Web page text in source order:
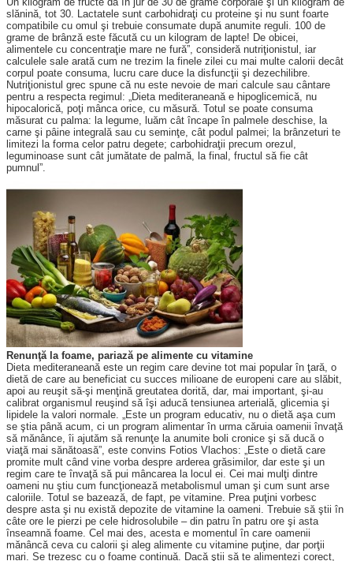
slănină, tot 30. Lactatele sunt carbohidraţi cu proteine şi nu sunt foarte
compatibile cu omul şi trebuie consumate după anumite reguli. 100 de
grame de brânză este făcută cu un kilogram de lapte! De obicei,
alimentele cu concentraţie mare ne fură”, consideră nutriţionistul, iar
calculele sale arată cum ne trezim la finele zilei cu mai multe calorii decât
corpul poate consuma, lucru care duce la disfuncţii şi dezechilibre.
Nutriţionistul grec spune că nu este nevoie de mari calcule sau cântare
pentru a respecta regimul: „Dieta mediteraneană e hipoglicemică, nu
hipocalorică, poţi mânca orice, cu măsură. Totul se poate consuma
măsurat cu palma: la legume, luăm cât încape în palmele deschise, la
carne şi pâine integrală sau cu seminţe, cât podul palmei; la brânzeturi te
limitezi la forma celor patru degete; carbohidraţii precum orezul,
leguminoase sunt cât jumătate de palmă, la final, fructul să fie cât
pumnul”.
Renunţă la foame, pariază pe alimente cu vitamine
Dieta mediteraneană este un regim care devine tot mai popular în ţară, o
dietă de care au beneficiat cu succes milioane de europeni care au slăbit,
apoi au reuşit să-şi menţină greutatea dorită, dar, mai important, şi-au
calibrat organismul reuşind să îşi aducă tensiunea arterială, glicemia şi
lipidele la valori normale. „Este un program educativ, nu o dietă aşa cum
se ştia până acum, ci un program alimentar în urma căruia oamenii învaţă
să mănânce, îi ajutăm să renunţe la anumite boli cronice şi să ducă o
viaţă mai sănătoasă”, este convins Fotios Vlachos: „Este o dietă care
promite mult când vine vorba despre arderea grăsimilor, dar este şi un
regim care te învaţă să pui mâncarea la locul ei. Cei mai mulţi dintre
oameni nu ştiu cum funcţionează metabolismul uman şi cum sunt arse
caloriile. Totul se bazează, de fapt, pe vitamine. Prea puţini vorbesc
despre asta şi nu există depozite de vitamine la oameni. Trebuie să ştii în
câte ore le pierzi pe cele hidrosolubile – din patru în patru ore şi asta
înseamnă foame. Cel mai des, acesta e momentul în care oamenii
mănâncă ceva cu calorii şi aleg alimente cu vitamine puţine, dar porţii
mari. Se trezesc cu o foame continuă. Dacă ştii să te alimentezi corect,